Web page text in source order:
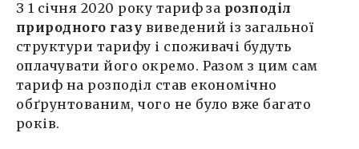
З 1 січня 2020 року тариф за розподіл
природного газу виведений із загальної
структури тарифу і споживачі будуть
оплачувати його окремо. Разом з цим сам
тариф на розподіл став економічно
обґрунтованим, чого не було вже багато
років.